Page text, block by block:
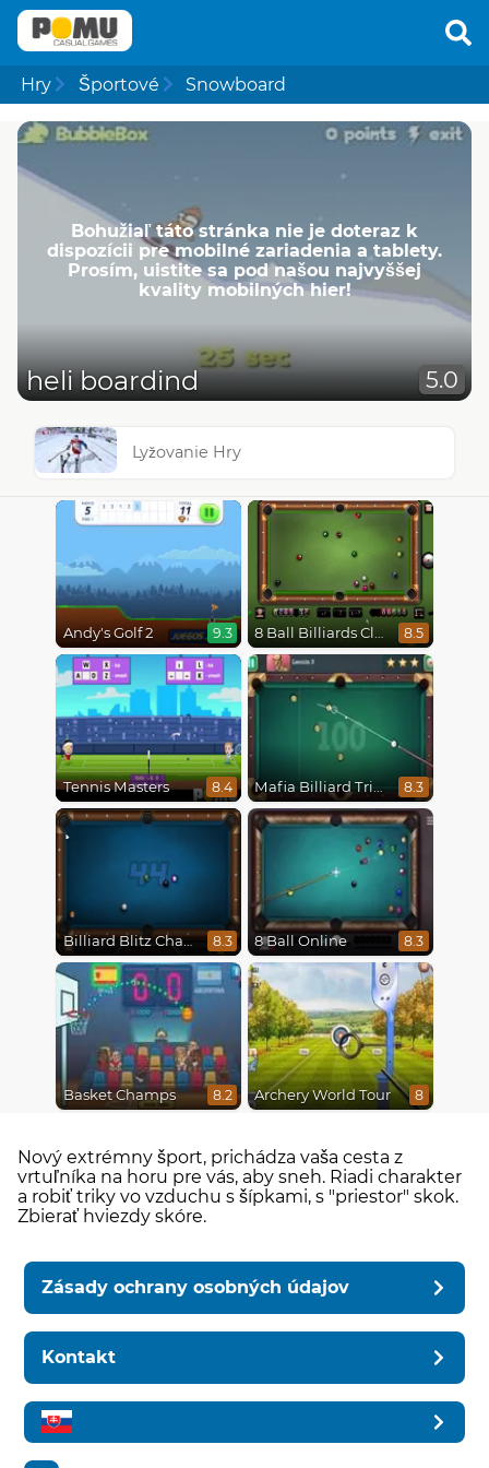
Hry Športové Snowboard
Bohužiaľ táto stránka nie je doteraz k
dispozícii pre mobilné zariadenia a tablety.
Prosím, uistite sa pod našou najvyššej
kvality mobilných hier!
heli boardind 5.0
Lyžovanie Hry
Andy's Golf 2 9.3 8 Ball Billiards Classic 8.5
Tennis Masters 8.4 Mafia Billiard Tricks 8.3
Billiard Blitz Challenge 8.3 8 Ball Online 8.3
Basket Champs 8.2 Archery World Tour 8
Nový extrémny šport, prichádza vaša cesta z
vrtuľníka na horu pre vás, aby sneh. Riadi charakter
a robiť triky vo vzduchu s šípkami, s "priestor" skok.
Zbierať hviezdy skóre.
Zásady ochrany osobných údajov
Kontakt